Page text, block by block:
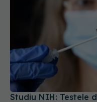
Studiu NIH: Testele
diagnosticul de long-
15 aug 2024, 18:22